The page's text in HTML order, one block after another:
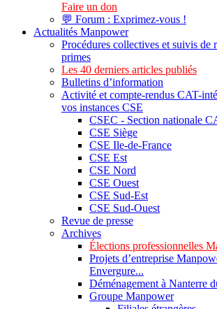
Faire un don
💬 Forum : Exprimez-vous !
Actualités Manpower
Procédures collectives et suivis de
primes
Les 40 derniers articles publiés
Bulletins d’information
Activité et compte-rendus CAT-
vos instances CSE
CSEC - Section nationale
CSE Siège
CSE Ile-de-France
CSE Est
CSE Nord
CSE Ouest
CSE Sud-Est
CSE Sud-Ouest
Revue de presse
Archives
Élections professionnelles
Projets d’entreprise
Envergure...
Déménagement à Nanterre
Groupe Manpower